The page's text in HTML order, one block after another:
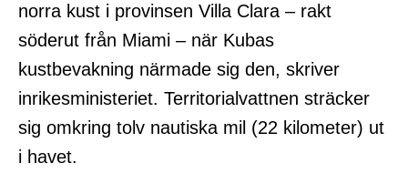
norra kust i provinsen Villa Clara – rakt
söderut från Miami – när Kubas
kustbevakning närmade sig den, skriver
inrikesministeriet. Territorialvattnen sträcker
sig omkring tolv nautiska mil (22 kilometer) ut
i havet.